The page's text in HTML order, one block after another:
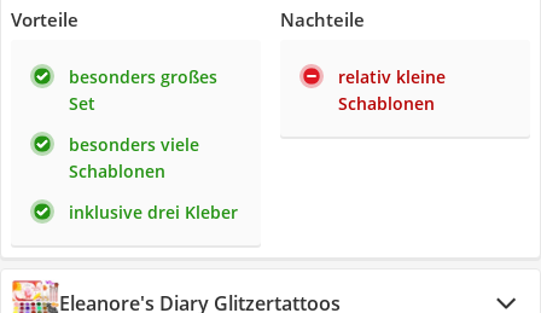
Vorteile
besonders großes
Set
besonders viele
Schablonen
inklusive drei Kleber
Nachteile
relativ kleine
Schablonen
Eleanore's Diary Glitzertattoos